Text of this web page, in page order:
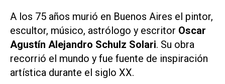
A los 75 años murió en Buenos Aires el pintor,
escultor, músico, astrólogo y escritor Oscar
Agustín Alejandro Schulz Solari. Su obra
recorrió el mundo y fue fuente de inspiración
artística durante el siglo XX.